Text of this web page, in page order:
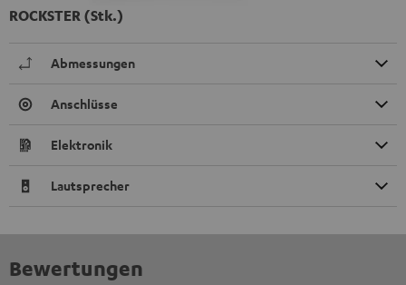
ROCKSTER (Stk.)
Abmessungen
Anschlüsse
Elektronik
Lautsprecher
Bewertungen